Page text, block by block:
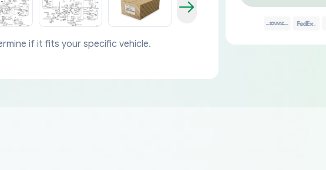
if it fits your specific vehicle.